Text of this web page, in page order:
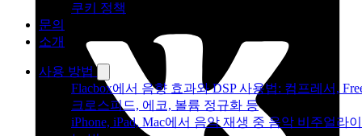
쿠키 정책
문의
소개
사용 방법
Flacbox에서 음향 효과와 DSP 사용법: 컴프레서,
크로스피드, 에코, 볼륨 정규화 등
iPhone, iPad, Mac에서 음악 재생 중 음악 비주얼라